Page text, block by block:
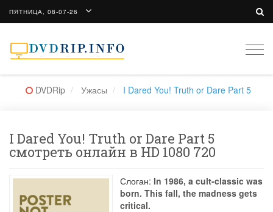
ПЯТНИЦА, 08-07-26
DVDRip Ужасы I Dared You! Truth or Dare Part 5
I Dared You! Truth or Dare Part 5
смотреть онлайн в HD 1080 720
Слоган: In 1986, a cult-classic was
born. This fall, the madness gets
critical.